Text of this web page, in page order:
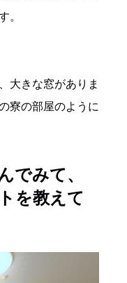
。
大きな窓がありま
寮の部屋のように
でみて、
を教えて